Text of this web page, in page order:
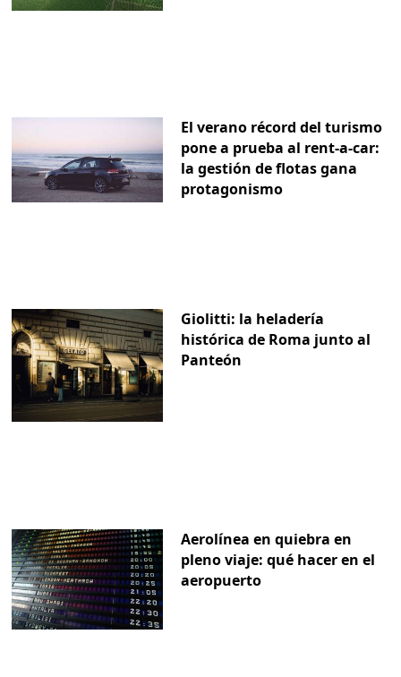
El verano récord del turismo
pone a prueba al rent-a-car:
la gestión de flotas gana
protagonismo
Giolitti: la heladería
histórica de Roma junto al
Panteón
Aerolínea en quiebra en
pleno viaje: qué hacer en el
aeropuerto